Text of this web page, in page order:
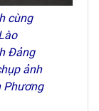
cùng
Đảng
ảnh
Phương